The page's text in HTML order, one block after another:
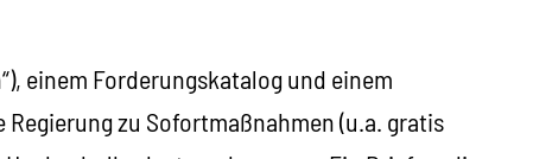
einem Forderungskatalog und einem
zu Sofortmaßnahmen (u.a. gratis